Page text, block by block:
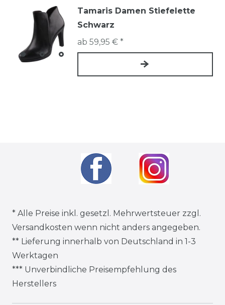
Tamaris Damen Stiefelette
Schwarz
ab 59,95 € *
* Alle Preise inkl. gesetzl. Mehrwertsteuer zzgl.
Versandkosten wenn nicht anders angegeben.
** Lieferung innerhalb von Deutschland in 1-3
Werktagen
*** Unverbindliche Preisempfehlung des
Herstellers